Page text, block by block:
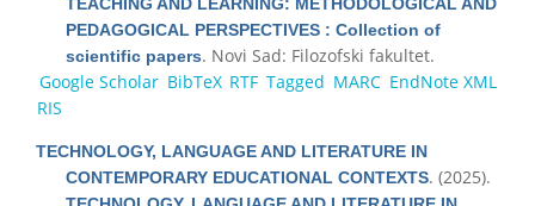
PEDAGOGICAL PERSPECTIVES : Collection of
scientific papers. Novi Sad: Filozofski fakultet.
Google Scholar BibTeX RTF Tagged MARC EndNote XML
RIS
TECHNOLOGY, LANGUAGE AND LITERATURE IN
CONTEMPORARY EDUCATIONAL CONTEXTS. (2025).